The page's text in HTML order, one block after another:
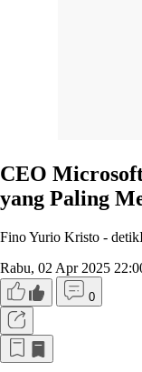
CEO
yang Paling
Fino Yurio Kristo -
Rabu, 02 Apr 2025
0